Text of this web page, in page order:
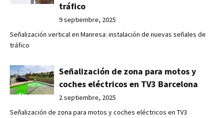
tráfico
9 septiembre, 2025
Señalización vertical en Manresa: instalación de nuevas señales de
tráfico
Señalización de zona para motos y
coches eléctricos en TV3 Barcelona
2 septiembre, 2025
Señalización de zona para motos y coches eléctricos en TV3